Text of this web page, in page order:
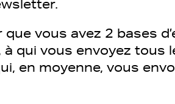
vous avez 2 bases
qui vous envoyez tous
en moyenne, vous